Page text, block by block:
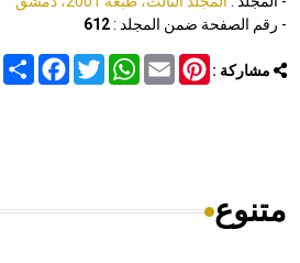
- رقم الصفحة ضمن المجلد :612
مشاركة : Share
FacebookTwitter
WhatsAppEmail
Pinterest
متنوع